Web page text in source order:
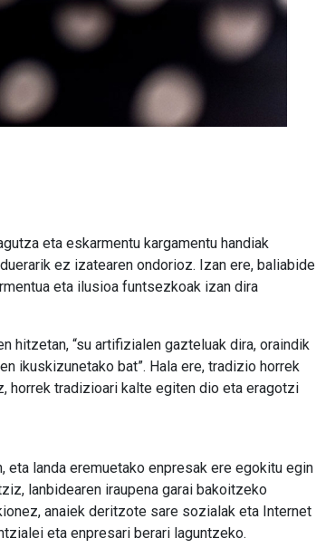
eta eskarmentu kargamentu handiak
ez izatearen ondorioz. Izan ere, baliabide
eta ilusioa funtsezkoak izan dira
hitzetan, “su artifizialen gazteluak dira, oraindik
ikuskizunetako bat”. Hala ere, tradizio horrek
horrek tradizioari kalte egiten dio eta eragotzi
eta landa eremuetako enpresak ere egokitu egin
lanbidearen iraupena garai bakoitzeko
anaiek deritzote sare sozialak eta Internet
eta enpresari berari laguntzeko.